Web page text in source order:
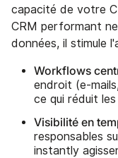
capacité de votre
CRM performant
données, il stimule
Workflows
endroit (e-
ce qui réduit
Visibilité en
responsables
instantly